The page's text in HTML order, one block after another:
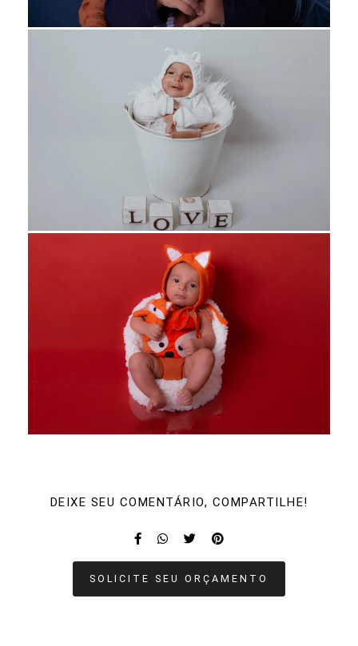
DEIXE SEU COMENTÁRIO, COMPARTILHE!
SOLICITE SEU ORÇAMENTO